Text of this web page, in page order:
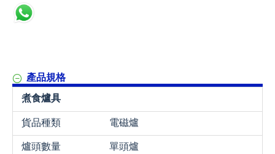
產品規格
煮食爐具
貨品種類
電磁爐
爐頭數量
單頭爐